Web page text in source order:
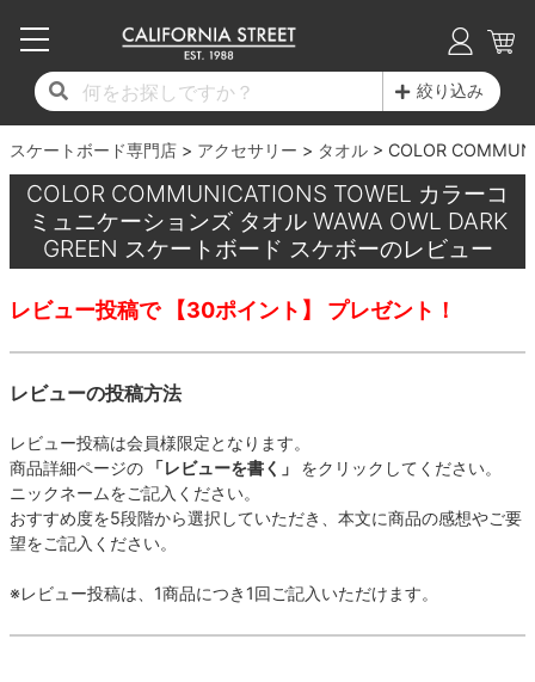
絞り込み
スケートボード専門店 アクセサリー タオル COLOR
COLOR COMMUNICATIONS TOWEL カラーコ
ミュニケーションズ タオル WAWA OWL DARK
GREEN スケートボード スケボーのレビュー
レビュー投稿で 【30ポイント】 プレゼント！
レビューの投稿方法
レビュー投稿は会員様限定となります。
商品詳細ページの 「レビューを書く」 をクリックしてください。
ニックネームをご記入ください。
おすすめ度を5段階から選択していただき、本文に商品の感想やご要
望をご記入ください。
※レビュー投稿は、1商品につき1回ご記入いただけます。
17時までのご注文は当日発送！
11,000円以上で送料無料！
毎月1日はポイント5倍！10日と20日は3倍！
コンプリートセット（完成品）
デッキ
17時までのご注文は当日発送！
11,000円以上で送料無料！
毎月1日はポイント5倍！10日と20日は3倍！
デッキ新着一覧
デッキブランド一覧（全てのデッキ）
子供用デッキ
7.0inch以下
7.2inch
7.3inch
7.6inch
7.7inch
7.8inch
8.0inch
17時までのご注文は当日発送！
11,000円以上で送料無料！
毎月1日はポイント5倍！10日と20日は3倍！
トラック新着一覧
トラックブランド一覧（全てのトラック）
7.0inch以下
7.2inch
7.3inch
7.5inch
7.7inch
7.8inch
7.9inch
8.1inch
ウィール
17時までのご注文は当日発送！
11,000円以上で送料無料！
毎月1日はポイント5倍！10日と20日は3倍！
ウィール新着一覧
ウィールブランド一覧（全てのウィール）
50mm
51mm
52mm
53mm
55mm
56mm
57mm
59mm
スピットファイヤー F4（フォーミュラフォ
ボーンズ XF（エックスフォーミュラ）
ボーンズ STF（エスティーエフ）
パウエルペラルタ DF（ドラゴンフォーミュ
ラ）
ベアリング
デッキテープ
ボルト
17時までのご注文は当日発送！
11,000円以上で送料無料！
毎月1日はポイント5倍！10日と20日は3倍！
シューズ新着一覧
シューズブランド一覧
20cm
21cm
22cm
22.5cm
23.5cm
24cm
24.5cm
25.5cm
サンダル
インソール
シューレース・その他
17時までのご注文は当日発送！
11,000円以上で送料無料！
毎月1日はポイント5倍！10日と20日は3倍！
Tシャツ
ロングスリーブTシャツ
パーカー
トレーナー・セーター
パンツ
ショーツ
17時までのご注文は当日発送！
11,000円以上で送料無料！
毎月1日はポイント5倍！10日と20日は3倍！
最新ブログ一覧
カテゴリー
17時までのご注文は当日発送！
11,000円以上で送料無料！
毎月1日はポイント5倍！10日と20日は3倍！
初心者の方へ
商品情報
スタッフおすすめアイテム
ブランド紹介
INFO
17時までのご注文は当日発送！
11,000円以上で送料無料！
毎月1日はポイント5倍！10日と20日は3倍！
店舗情報
ショップライダー紹介
カリフォルニアストリートの歴史
求人情報
プライバシーポリシー